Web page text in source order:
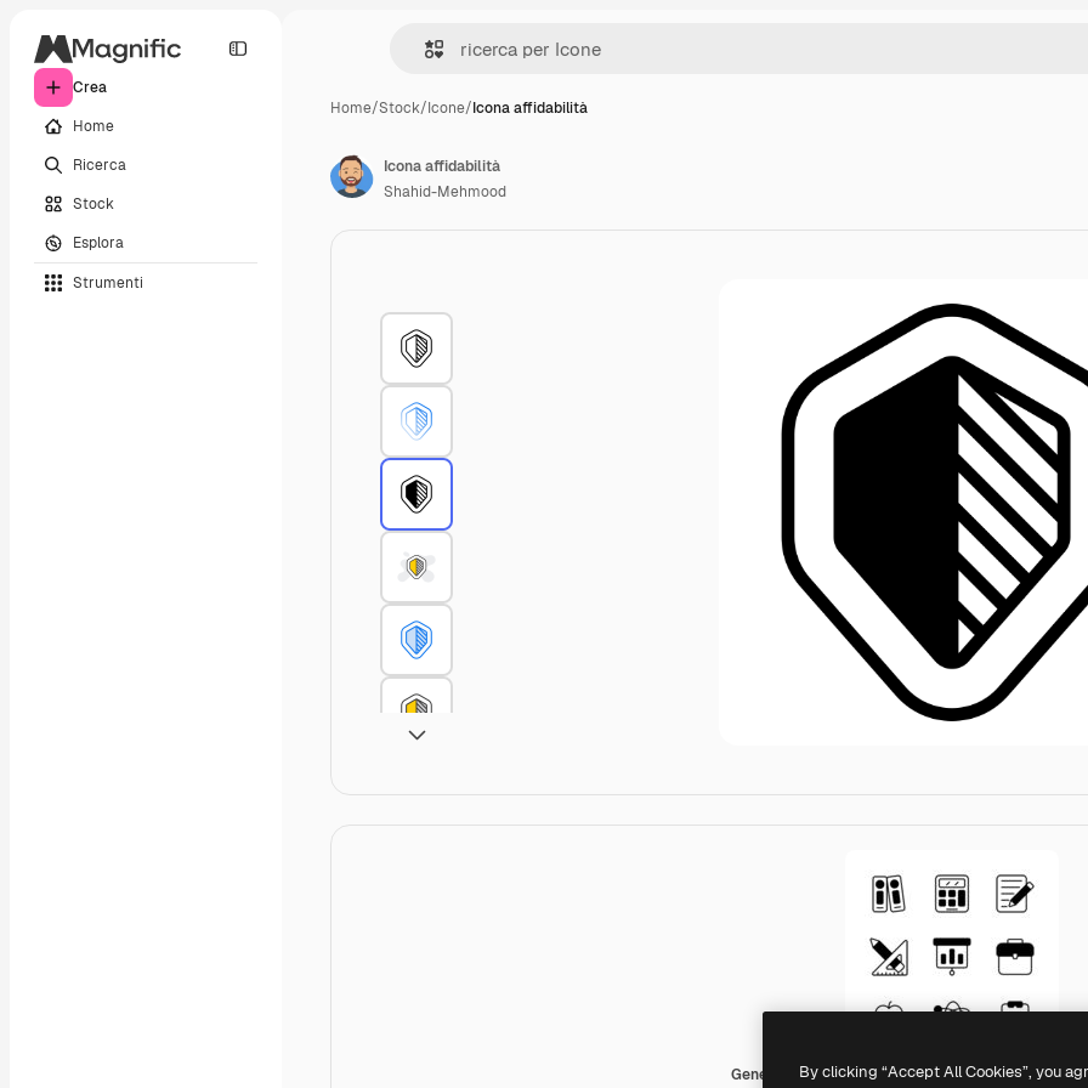
Crea
Home
Ricerca
Stock
Esplora
Strumenti
Home/Stock/Icone/Icona affidabilità
Generic black fill
Icona affidabilità
Shahid-Mehmood
By clicking “Accept All Cookies”, you